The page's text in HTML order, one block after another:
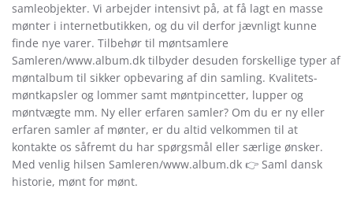
samleobjekter. Vi arbejder intensivt på, at få lagt en masse
mønter i internetbutikken, og du vil derfor jævnligt kunne
finde nye varer. Tilbehør til møntsamlere
Samleren/www.album.dk tilbyder desuden forskellige typer af
møntalbum til sikker opbevaring af din samling. Kvalitets-
møntkapsler og lommer samt møntpincetter, lupper og
møntvægte mm. Ny eller erfaren samler? Om du er ny eller
erfaren samler af mønter, er du altid velkommen til at
kontakte os såfremt du har spørgsmål eller særlige ønsker.
Med venlig hilsen Samleren/www.album.dk 👉 Saml dansk
historie, mønt for mønt.